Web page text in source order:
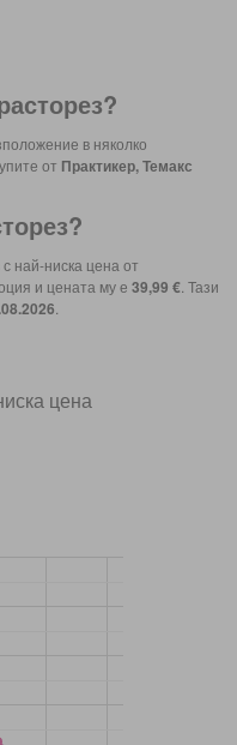
?
в няколко
от Практикер, Темакс
?
с най-ниска цена от
и цената му е 39,99 €. Тази
.
цена